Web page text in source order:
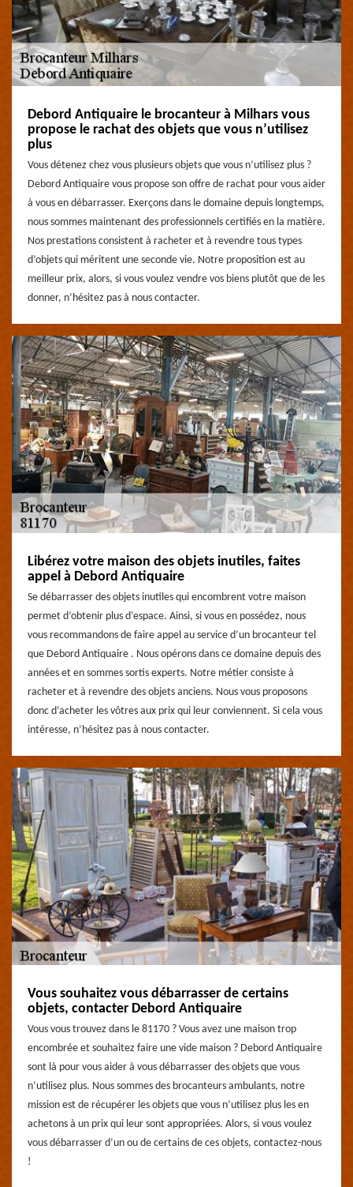
Debord Antiquaire le brocanteur à Milhars vous
propose le rachat des objets que vous n’utilisez
plus
Vous détenez chez vous plusieurs objets que vous n’utilisez plus ?
Debord Antiquaire vous propose son offre de rachat pour vous aider
à vous en débarrasser. Exerçons dans le domaine depuis longtemps,
nous sommes maintenant des professionnels certifiés en la matière.
Nos prestations consistent à racheter et à revendre tous types
d’objets qui méritent une seconde vie. Notre proposition est au
meilleur prix, alors, si vous voulez vendre vos biens plutôt que de les
donner, n’hésitez pas à nous contacter.
Libérez votre maison des objets inutiles, faites
appel à Debord Antiquaire
Se débarrasser des objets inutiles qui encombrent votre maison
permet d’obtenir plus d’espace. Ainsi, si vous en possédez, nous
vous recommandons de faire appel au service d’un brocanteur tel
que Debord Antiquaire . Nous opérons dans ce domaine depuis des
années et en sommes sortis experts. Notre métier consiste à
racheter et à revendre des objets anciens. Nous vous proposons
donc d’acheter les vôtres aux prix qui leur conviennent. Si cela vous
intéresse, n’hésitez pas à nous contacter.
Vous souhaitez vous débarrasser de certains
objets, contacter Debord Antiquaire
Vous vous trouvez dans le 81170 ? Vous avez une maison trop
encombrée et souhaitez faire une vide maison ? Debord Antiquaire
sont là pour vous aider à vous débarrasser des objets que vous
n’utilisez plus. Nous sommes des brocanteurs ambulants, notre
mission est de récupérer les objets que vous n’utilisez plus les en
achetons à un prix qui leur sont appropriées. Alors, si vous voulez
vous débarrasser d’un ou de certains de ces objets, contactez-nous
!